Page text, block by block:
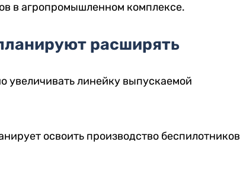
в агропромышленном комплексе.
расширять
увеличивать линейку выпускаемой
освоить производство беспилотников